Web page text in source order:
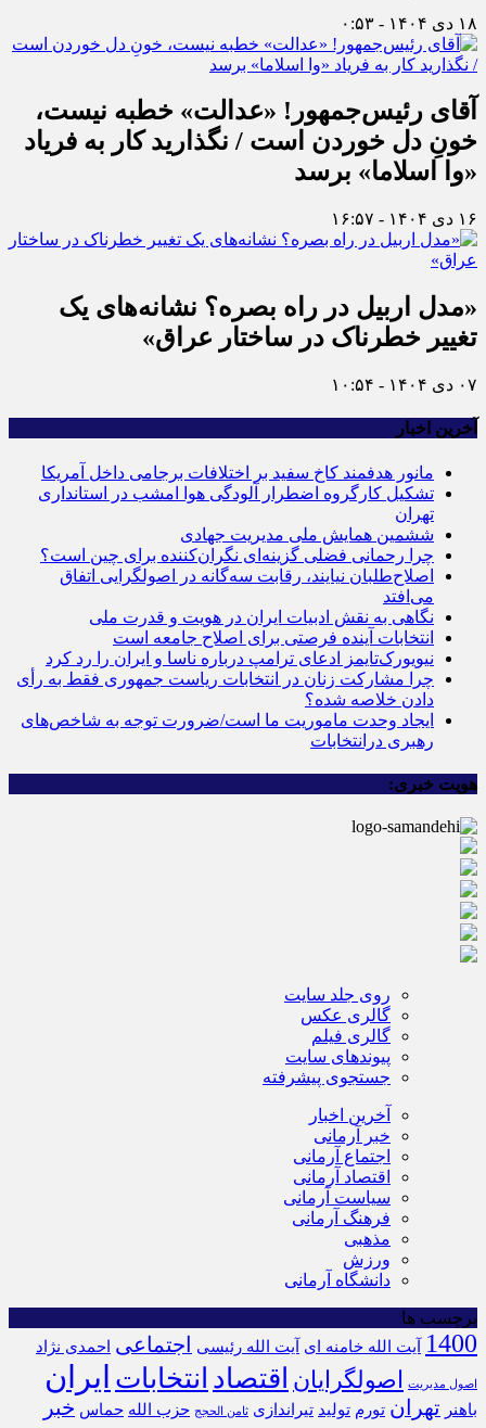
۱۸ دی ۱۴۰۴ - ۰:۵۳
آقای رئیس‌جمهور! «عدالت» خطبه نیست،
خونِ دل خوردن است / نگذارید کار به فریاد
«وا اسلاما» برسد
۱۶ دی ۱۴۰۴ - ۱۶:۵۷
«مدل اربیل در راه بصره؟ نشانه‌های یک
تغییر خطرناک در ساختار عراق»
۰۷ دی ۱۴۰۴ - ۱۰:۵۴
آخرین اخبار
مانور هدفمند کاخ سفید بر اختلافات برجامی داخل آمریکا
تشکیل کارگروه اضطرار آلودگی هوا امشب در استانداری
تهران
ششمین همایش ملی مدیریت جهادی
چرا رحمانی فضلی گزینه‌ای نگران‌کننده برای چین است؟
اصلاح‌طلبان نیایند، رقابت سه‌گانه در اصولگرایی اتفاق
می‌افتد
نگاهی به نقش ادبیات ایران در هویت و قدرت ملی
انتخابات آینده فرصتی برای اصلاح جامعه ‌است
نیویورک‌تایمز ادعای ترامپ درباره ناسا و ایران را رد کرد
چرا مشارکت زنان در انتخابات ریاست جمهوری فقط به رأی
دادن خلاصه شده؟
ایجاد وحدت ماموریت ما است/ضرورت توجه به شاخص‌های
رهبری درانتخابات
هویت خبری:
روی جلد سایت
گالری عکس
گالری فیلم
پیوندهای سایت
جستجوی پیشرفته
آخرین اخبار
خبر آرمانی
اجتماع آرمانی
اقتصاد آرمانی
سیاست آرمانی
فرهنگ آرمانی
مذهبی
ورزش
دانشگاه آرمانی
برچسب ها
1400 آیت الله خامنه ای آیت الله رئیسی اجتماعی احمدی نژاد
اصول مدیریت اصولگرایان اقتصاد انتخابات ایران
باهنر تهران تورم تولید تیراندازی ثامن الحجج حزب الله حماس خبر